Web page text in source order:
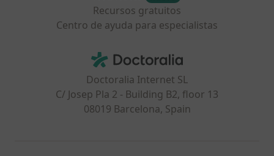
Recursos gratuitos
Centro de ayuda para especialistas
Doctoralia - Página de inicio
Doctoralia Internet SL
C/ Josep Pla 2 - Building B2, floor 13
08019 Barcelona, Spain